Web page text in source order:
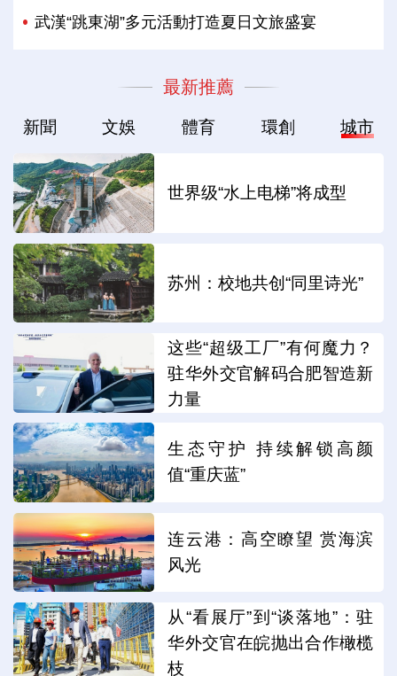
武漢“跳東湖”多元活動打造夏日文旅盛宴
最新推薦
新聞 文娛 體育 環創 城市
世界级“水上电梯”将成型
苏州：校地共创“同里诗光”
这些“超级工厂”有何魔力？
驻华外交官解码合肥智造新
力量
生态守护 持续解锁高颜
值“重庆蓝”
连云港：高空瞭望 赏海滨
风光
从“看展厅”到“谈落地”：驻
华外交官在皖抛出合作橄榄
枝